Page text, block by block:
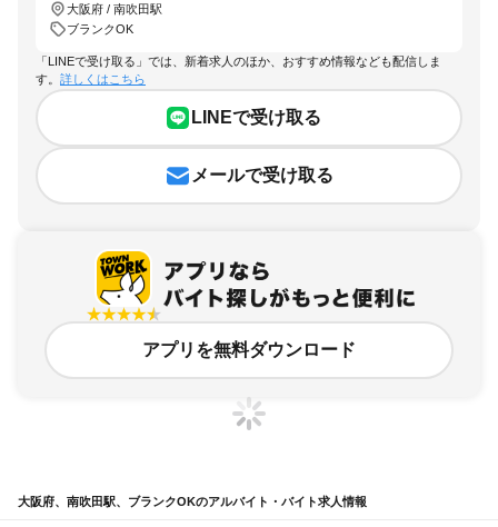
大阪府 / 南吹田駅
ブランクOK
「LINEで受け取る」では、新着求人のほか、おすすめ情報なども配信しま
す。 詳しくはこちら
LINEで受け取る
メールで受け取る
アプリを無料ダウンロード
大阪府、南吹田駅、ブランクOKのアルバイト・バイト求人情報